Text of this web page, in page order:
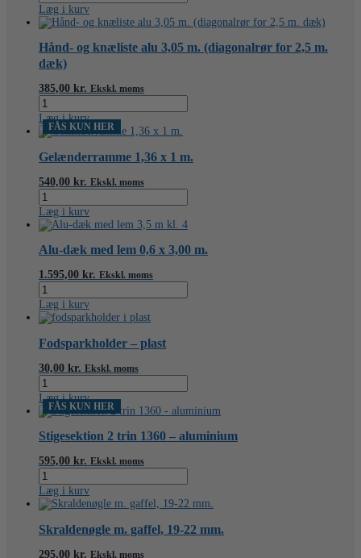
dæk
uden
lem
0,6
x
3,00
m.
LIGHT
antal
Læg i kurv
Hånd- og knæliste alu 3,05 m. (diagonalrør for 2,5 m.
dæk)
385,00 kr. Ekskl. moms
Hånd-
og
knæliste
alu
3,05
m.
(diagonalrør
for
2,5
m.
dæk)
antal
Læg i kurv
FÅS KUN HER
Gelænderramme 1,36 x 1 m.
540,00 kr. Ekskl. moms
Gelænderramme
1,36
x
1
m.
antal
Læg i kurv
Alu-dæk med lem 0,6 x 3,00 m.
1.595,00 kr. Ekskl. moms
Alu-
dæk
med
lem
0,6
x
3,00
m.
antal
Læg i kurv
Fodsparkholder – plast
30,00 kr. Ekskl. moms
Fodsparkholder
-
plast
antal
Læg i kurv
FÅS KUN HER
Stigesektion 2 trin 1360 – aluminium
595,00 kr. Ekskl. moms
Stigesektion
2
trin
1360
-
aluminium
antal
Læg i kurv
Skraldenøgle m. gaffel, 19-22 mm.
295,00 kr. Ekskl. moms